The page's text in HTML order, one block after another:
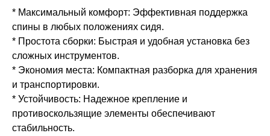
* Максимальный комфорт: Эффективная поддержка
спины в любых положениях сидя.
* Простота сборки: Быстрая и удобная установка без
сложных инструментов.
* Экономия места: Компактная разборка для хранения
и транспортировки.
* Устойчивость: Надежное крепление и
противоскользящие элементы обеспечивают
стабильность.